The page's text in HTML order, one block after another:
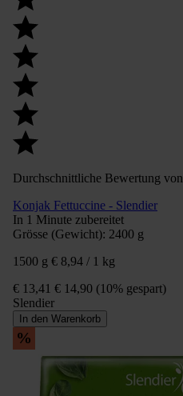
Durchschnittliche Bewertung
Konjak Fettuccine - Slendier
In 1 Minute zubereitet
Grösse (Gewicht): 2400 g
1500 g € 8,94 / 1 kg
€ 13,41 € 14,90 (10% gespart)
Slendier
In den Warenkorb
%